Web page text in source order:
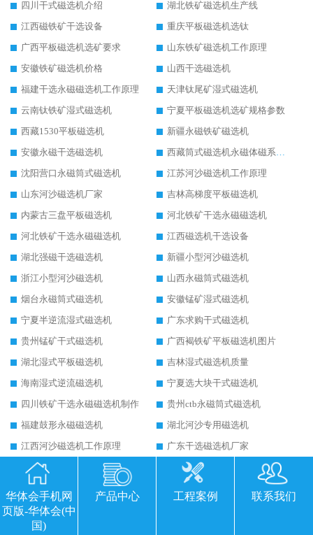
四川干式磁选机介绍
湖北铁矿磁选机生产线
江西磁铁矿干选设备
重庆平板磁选机选钛
广西平板磁选机选矿要求
山东铁矿磁选机工作原理
安徽铁矿磁选机价格
山西干选磁选机
福建干选永磁磁选机工作原理
天津钛尾矿湿式磁选机
云南钛铁矿湿式磁选机
宁夏平板磁选机选矿规格参数
西藏1530平板磁选机
新疆永磁铁矿磁选机
安徽永磁干选磁选机
西藏筒式磁选机永磁体磁系设计
沈阳营口永磁筒式磁选机
江苏河沙磁选机工作原理
山东河沙磁选机厂家
吉林高梯度平板磁选机
内蒙古三盘平板磁选机
河北铁矿干选永磁磁选机
河北铁矿干选永磁磁选机
江西磁选机干选设备
湖北强磁干选磁选机
新疆小型河沙磁选机
浙江小型河沙磁选机
山西永磁筒式磁选机
烟台永磁筒式磁选机
安徽锰矿湿式磁选机
宁夏半逆流湿式磁选机
广东求购干式磁选机
贵州锰矿干式磁选机
广西褐铁矿平板磁选机图片
湖北湿式平板磁选机
吉林湿式磁选机质量
海南湿式逆流磁选机
宁夏选大块干式磁选机
四川铁矿干选永磁磁选机制作
贵州ctb永磁筒式磁选机
福建鼓形永磁磁选机
湖北河沙专用磁选机
江西河沙磁选机工作原理
广东干选磁选机厂家
贵州矿山干选磁选机
辽宁永磁湿式磁选机
贵州湿式磁选机结构
佛山永磁筒式磁选机
陕西粉矿干式磁选机
华体会手机网
页版-华体会(中
国)
产品中心 工程案例 联系我们